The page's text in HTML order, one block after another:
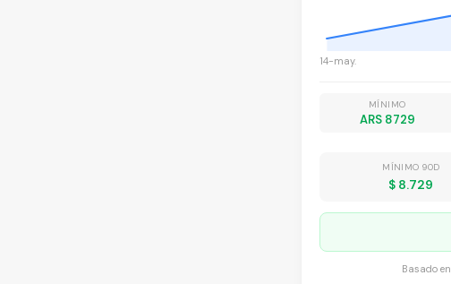
14-may.
MÍNIMO
ARS 8729
MÍNIMO 90D
$ 8.729
Basado en